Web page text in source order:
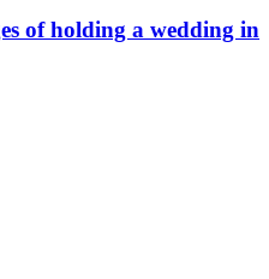
of holding a wedding in